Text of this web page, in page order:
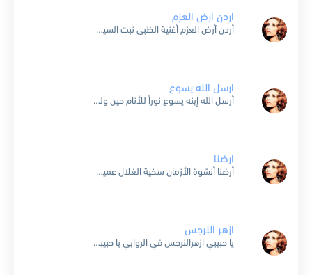
اردن ارض العزم
أردن أرض العزم أغنية الظبى نبت السيوف وحد سيفك ما نبا في حجم بعض الورد إلا إنه لك شوكة ردت إلى الشرق الصـبا فرضت على الدنيا البطولة مشتهى وعليك ديناً...
ارسل الله يسوع
أرسل الله إبنه يسوع نوراً للأنام حين ولدته مريم البتول حلم الأيام أشرق نجمه بحدود فارس فأطل السلام و أنار المجوس فحملوا إليه هدايا الإكرام هالل هالل هللولو تسعة أشهر...
ارضنا
أرضنا أنشوة الأزمان سخية الغلال عميقة الإيمان أرضنا أنشودة الأزمان للخير و الجمال تموج الألحان مواكب مواكب تنادي على طريق الحق و الجهاد مواكب تقول يا بلادي أمضى إلى فجر...
ازهر النرجس
يا حبيبي ازهرالنرجس في الروابي يا حبيبي وتغنّى الطير في الهضاب انت ظل الحب والطيوب ورفيق الليل والدروب أنت احلام الضحى الطروب يا حبيبي في الليالي تخطر الاحلام بالاماني في...